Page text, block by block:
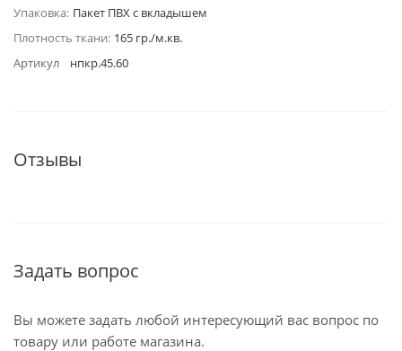
Упаковка: Пакет ПВХ с вкладышем
Плотность ткани: 165 гр./м.кв.
Артикул
нпкр.45.60
Отзывы
Задать вопрос
Вы можете задать любой интересующий вас вопрос по
товару или работе магазина.